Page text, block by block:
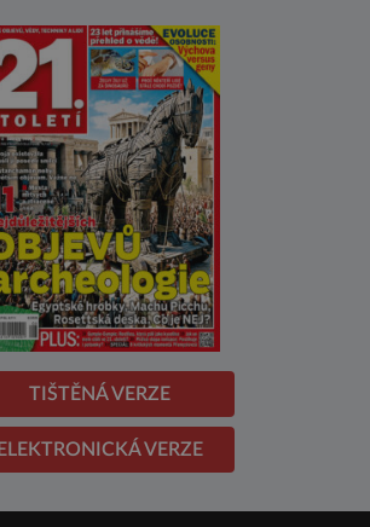
TIŠTĚNÁ VERZE
ELEKTRONICKÁ VERZE